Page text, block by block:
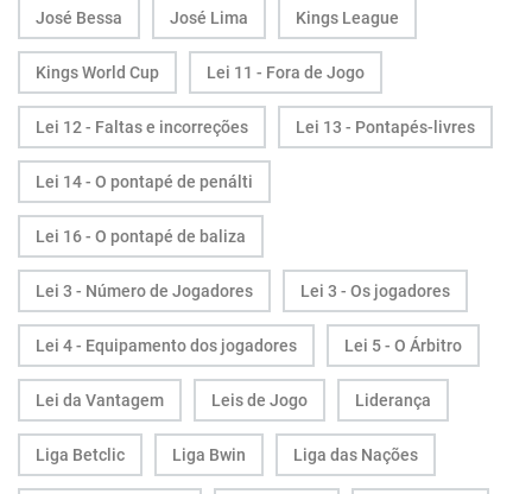
José Bessa José Lima Kings League
Kings World Cup Lei 11 - Fora de Jogo
Lei 12 - Faltas e incorreções Lei 13 - Pontapés-livres
Lei 14 - O pontapé de penálti
Lei 16 - O pontapé de baliza
Lei 3 - Número de Jogadores Lei 3 - Os jogadores
Lei 4 - Equipamento dos jogadores Lei 5 - O Árbitro
Lei da Vantagem Leis de Jogo Liderança
Liga Betclic Liga Bwin Liga das Nações